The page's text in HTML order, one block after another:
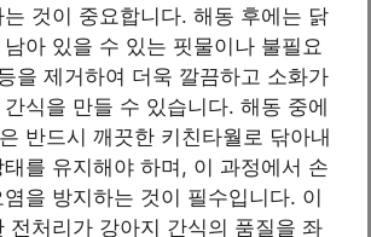
것이 중요합니다. 해동 후에는 닭
아 있을 수 있는 핏물이나 불필요
을 제거하여 더욱 깔끔하고 소화가
식을 만들 수 있습니다. 해동 중에
반드시 깨끗한 키친타월로 닦아내
를 유지해야 하며, 이 과정에서 손
을 방지하는 것이 필수입니다. 이
전처리가 강아지 간식의 품질을 좌